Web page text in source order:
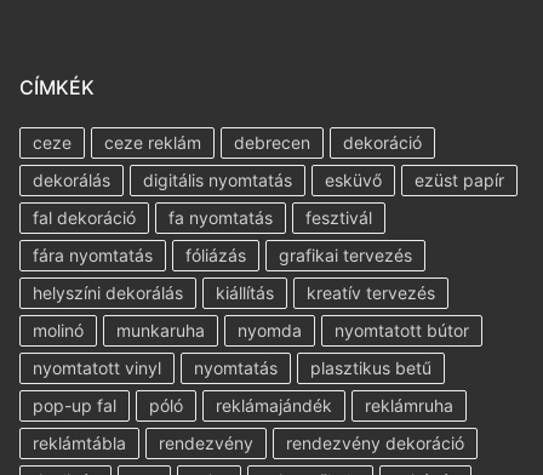
CÍMKÉK
ceze ceze reklám debrecen
dekoráció
dekorálás
digitális nyomtatás esküvő
ezüst papír
fal dekoráció
fa nyomtatás
fesztivál
fára nyomtatás
fóliázás
grafikai tervezés
helyszíni dekorálás
kiállítás
kreatív tervezés
molinó
munkaruha nyomda
nyomtatott bútor
nyomtatott vinyl
nyomtatás
plasztikus betű
pop-up fal
póló reklámajándék
reklámruha
reklámtábla
rendezvény
rendezvény dekoráció